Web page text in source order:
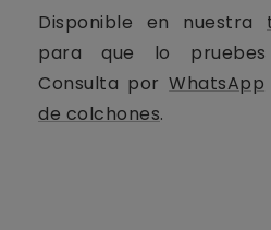
Disponible en nuestra
para que lo pruebes
Consulta porWhatsApp
de colchones.